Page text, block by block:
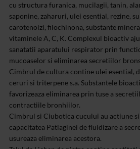
cu structura furanica, mucilagii, tanin,
saponine, zaharuri, ulei esential, rezine,
carotenoizi, filochinona, substante
vitaminele A, C, K. Complexul bioactiv
sanatatii aparatului respirator prin
mucoaselor si eliminarea secretiilor
Cimbrul de cultura contine ulei esential,
ceruri si triterpene s.a. Substantele
favorizeaza eliminarea prin tuse a
contractiile bronhiilor.
Cimbrul si Ciubotica cucului au actiune
capacitatea Patlaginei de fluidizare a
usureaza eliminarea acestora.